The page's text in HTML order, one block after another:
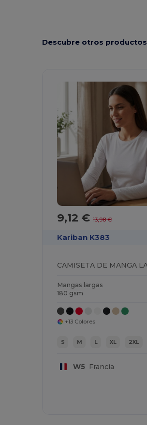
Descubre otros productos
9,12 €13,98 €
Kariban K383
Mangas largas
180 gsm
+13 Colores
S M L XL 2XL
W5 Francia